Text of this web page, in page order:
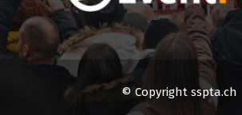
© Copyright sspta.ch